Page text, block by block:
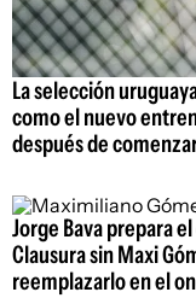
La selección
como el nuevo
después de
Jorge Bava prepara
Clausura sin Maxi
reemplazarlo en el